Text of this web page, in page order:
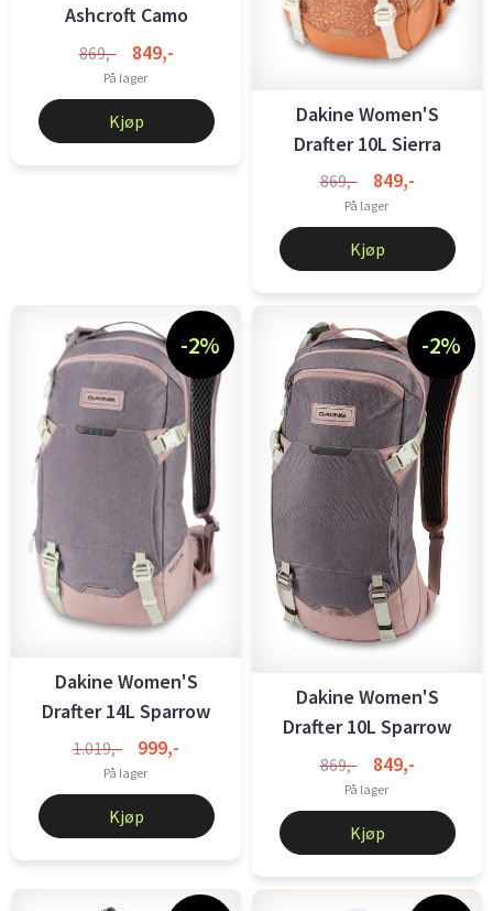
Ashcroft Camo
869,- 849,-
På lager
Kjøp
Dakine Women'S
Drafter 10L Sierra
Fossil
869,- 849,-
På lager
Kjøp
-2%
Dakine Women'S
Drafter 14L Sparrow
1.019,- 999,-
På lager
Kjøp
-2%
Dakine Women'S
Drafter 10L Sparrow
869,- 849,-
På lager
Kjøp